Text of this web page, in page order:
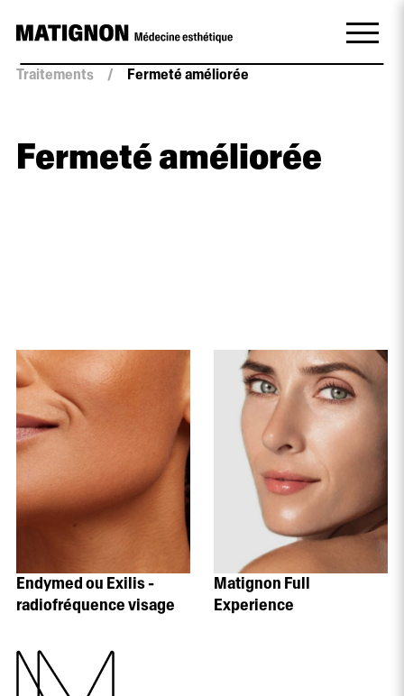
Traitements / Fermeté améliorée
Fermeté améliorée
Endymed ou Exilis -
radiofréquence visage
Matignon Full
Experience